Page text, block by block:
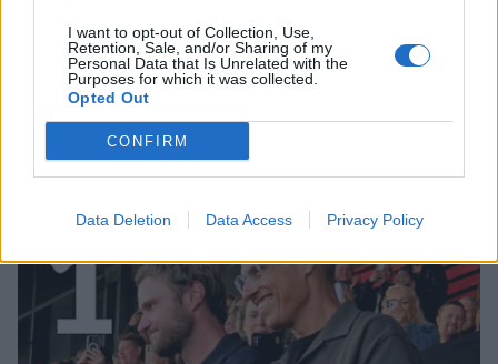
I want to opt-out of Collection, Use,
Retention, Sale, and/or Sharing of my
Personal Data that Is Unrelated with the
Purposes for which it was collected.
Opted Out
CONFIRM
Data Deletion Data Access Privacy Policy
Staran luetuimmat
1